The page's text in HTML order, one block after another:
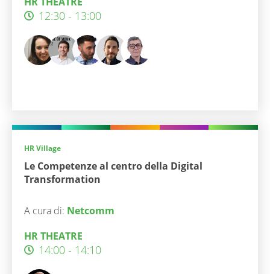
12:30 - 13:00
HR Village
Le Competenze al centro della Digital
Transformation
A cura di: Netcomm
HR THEATRE
14:00 - 14:10